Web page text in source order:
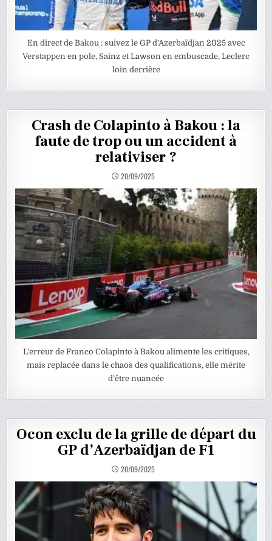
En direct de Bakou : suivez le GP d’Azerbaïdjan 2025 avec
Verstappen en pole, Sainz et Lawson en embuscade, Leclerc
loin derrière
Crash de Colapinto à Bakou : la
faute de trop ou un accident à
relativiser ?
20/09/2025
L’erreur de Franco Colapinto à Bakou alimente les critiques,
mais replacée dans le chaos des qualifications, elle mérite
d’être nuancée
Ocon exclu de la grille de départ du
GP d’Azerbaïdjan de F1
20/09/2025